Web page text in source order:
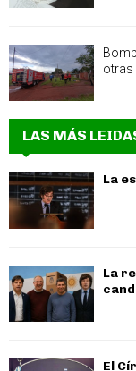
otras
LAS MÁS
La
La
El